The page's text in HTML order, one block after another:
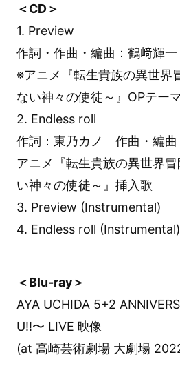
＜CD＞
1. Preview
作詞・作曲・編曲：鶴﨑輝一
※アニメ『転生貴族の異世界
ない神々の使徒～』OPテー
2. Endless roll
作詞：東乃カノ 作曲・編曲
アニメ『転生貴族の異世界
い神々の使徒～』挿入歌
3. Preview (Instrumental)
4. Endless roll (Instrumental)
＜Blu-ray＞
AYA UCHIDA 5+2
U!!〜 LIVE 映像
(at 高崎芸術劇場 大劇場